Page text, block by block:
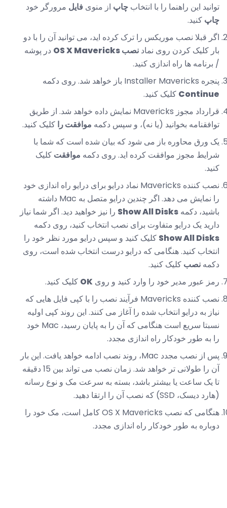
توانید این راهنما را با انتخاب چاپ از منوی فایل مرورگر خود
چاپ کنید.
اگر قبلا نصب موریکس را ترک کرده اید، می توانید آن را با دو
بار کلیک کردن روی نماد نصب OS X Mavericks
در پوشه
/ برنامه ها راه اندازی کنید.
پنجره Installer Mavericks باز خواهد شد. روی دکمه
Continue کلیک کنید.
قرارداد مجوز Mavericks نمایش داده خواهد شد. از طریق
توافقنامه بخوانید (یا نه)، و سپس دکمه موافقت را کلیک کنید.
یک ورق محاوره باز می شود که بیان شده است که شما با
شرایط مجوز موافقت کرده اید. روی دکمه موافقت کلیک
کنید.
نصب کننده Mavericks نماد درایو برای درایو راه اندازی خود
را نمایش می دهد. اگر چندین درایو متصل به Mac داشته
باشید، دکمه Show All Disks را نیز خواهید دید. اگر شما نیاز
دارید یک درایو متفاوت برای نصب انتخاب کنید، روی دکمه
Show All Disks کلیک کنید و سپس درایو مورد نظر خود را
انتخاب کنید. هنگامی که درایو درست انتخاب شده است، روی
دکمه نصب کلیک کنید.
رمز عبور مدیر خود را وارد کنید و روی OK کلیک کنید.
نصب کننده Mavericks فرآیند نصب را با کپی فایل هایی که
نیاز به درایو انتخاب شده را آغاز می کنند. این روند کپی اولیه
نسبتا سریع است هنگامی که آن را به پایان رسید، Mac خود
را به طور خودکار راه اندازی مجدد.
پس از نصب مجدد Mac، روند نصب ادامه خواهد یافت. این بار
آن را طولانی تر خواهد شد. زمان نصب می تواند بین 15 دقیقه
تا یک ساعت یا بیشتر باشد، بسته به سرعت مک و نوع رسانه
(هارد دیسک، SSD) که نصب آن را ارتقا دهید.
هنگامی که نصب OS X Mavericks کامل است، مک خود را
دوباره به طور خودکار راه اندازی مجدد.